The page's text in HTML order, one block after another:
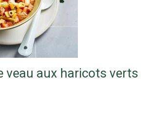
veau aux haricots verts